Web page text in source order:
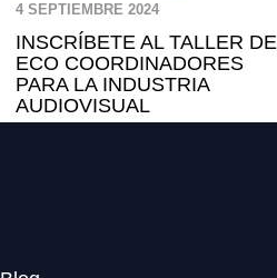
4 SEPTIEMBRE 2024
INSCRÍBETE AL TALLER DE
ECO COORDINADORES
PARA LA INDUSTRIA
AUDIOVISUAL